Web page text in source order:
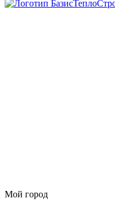
Мой город